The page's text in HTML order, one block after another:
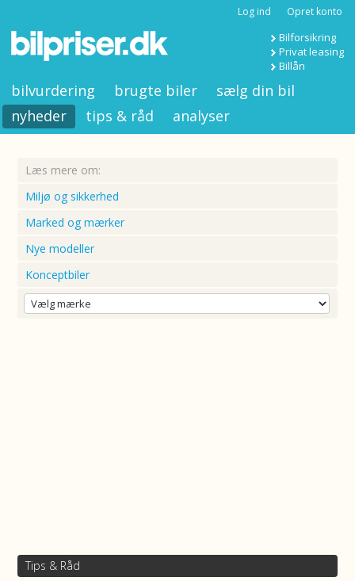
Log ind Opret konto
Bilforsikring
Privat leasing
Billån
bilvurdering brugte biler
sælg din bil
nyheder
tips & råd analyser
Læs mere om:
Miljø og sikkerhed
Marked og mærker
Nye modeller
Konceptbiler
Tips & Råd